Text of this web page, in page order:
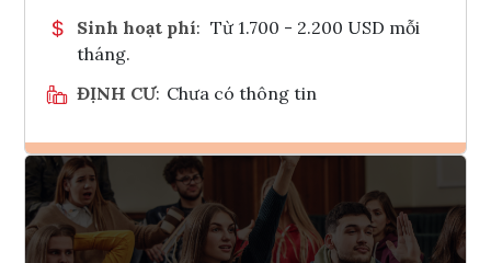
Sinh hoạt phí: Từ 1.700 - 2.200 USD mỗi
tháng.
ĐỊNH CƯ: Chưa có thông tin
Ghi danh
Tham vấn Interlink